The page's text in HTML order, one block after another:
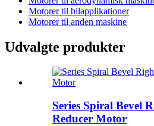
Motorer til bilapplikationer
Motorer til anden maskine
Udvalgte produkter
Series Spiral Bevel
Reducer Motor